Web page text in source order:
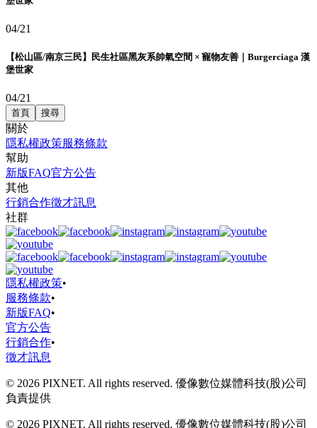
04/21
【松山區/南京三民】民生社區黑灰系帥氣空間 × 寵物友善｜Burgerciaga 漢
堡世家
04/21
首頁 搜尋
關於
隱私權政策服務條款
幫助
新版FAQ官方公告
其他
行銷合作徵才訊息
社群
隱私權政策•
服務條款•
新版FAQ•
官方公告
行銷合作•
徵才訊息
© 2026 PIXNET. All rights reserved. 優像數位媒體科技(股)公司
負責提供
© 2026 PIXNET. All rights reserved. 優像數位媒體科技(股)公司